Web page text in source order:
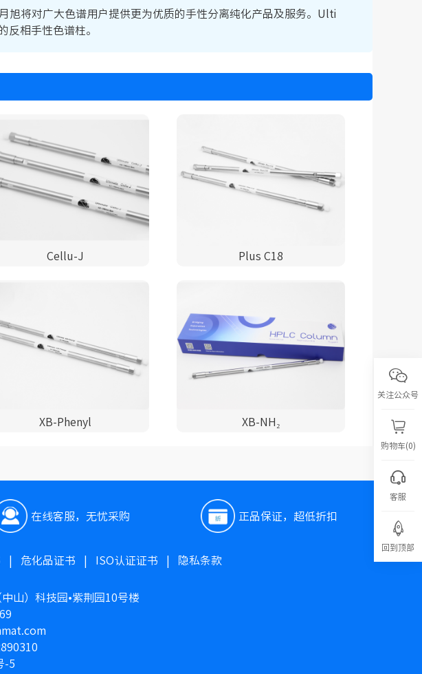
旭将对广大色谱用户提供更为优质的手性分离纯化产品及服务。Ulti
反相手性色谱柱。
Cellu-J Plus C18
XB-Phenyl XB-NH₂
在线客服，无忧采购 正品保证，超低折扣
危化品证书 ISO认证证书 隐私条款
山）科技园•紫荆园10号楼
-5
关注公众号
购物车(0)
客服
回到顶部